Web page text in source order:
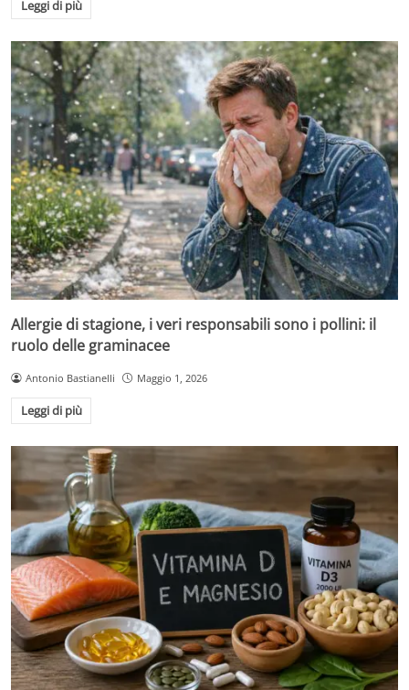
Leggi di più
Allergie di stagione, i veri responsabili sono i pollini: il
ruolo delle graminacee
Antonio Bastianelli Maggio 1, 2026
Leggi di più